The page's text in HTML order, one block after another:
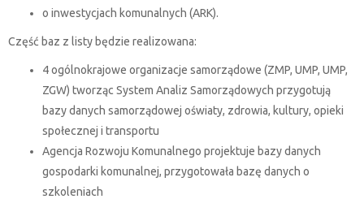
o inwestycjach komunalnych (ARK).
Część baz z listy będzie realizowana:
4 ogólnokrajowe organizacje samorządowe (ZMP, UMP, UMP,
ZGW) tworząc System Analiz Samorządowych przygotują
bazy danych samorządowej oświaty, zdrowia, kultury, opieki
społecznej i transportu
Agencja Rozwoju Komunalnego projektuje bazy danych
gospodarki komunalnej, przygotowała bazę danych o
szkoleniach